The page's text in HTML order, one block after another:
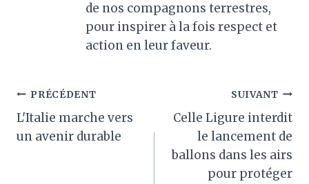
de nos compagnons terrestres,
pour inspirer à la fois respect et
action en leur faveur.
Navigation
de
PRÉCÉDENT
L'Italie marche vers
un avenir durable
SUIVANT
Celle Ligure interdit
le lancement de
ballons dans les airs
pour protéger